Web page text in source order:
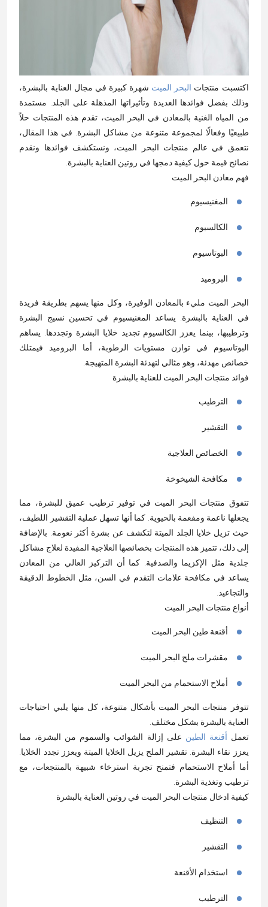
اكتسبت منتجات البحر الميت شهرة كبيرة في مجال العناية بالبشرة،
وذلك بفضل فوائدها العديدة وتأثيراتها المذهلة على الجلد. مستمدة
من المياه الغنية بالمعادن في البحر الميت، تقدم هذه المنتجات حلاً
طبيعيًا وفعالًا لمجموعة متنوعة من مشاكل البشرة. في هذا المقال،
نتعمق في عالم منتجات البحر الميت، ونستكشف فوائدها ونقدم
نصائح قيمة حول كيفية دمجها في روتين العناية بالبشرة
فهم معادن البحر الميت
المغنيسيوم
الكالسيوم
البوتاسيوم
البروميد
البحر الميت مليء بالمعادن الوفيرة، وكل منها يسهم بطريقة فريدة
في العناية بالبشرة. يساعد المغنيسيوم في تحسين نسيج البشرة
وترطيبها، بينما يعزز الكالسيوم تجديد خلايا البشرة وتجددها. يساهم
البوتاسيوم في توازن مستويات الرطوبة، أما البروميد فيمتلك
خصائص مهدئة، وهو مثالي لتهدئة البشرة المتهيجة
فوائد منتجات البحر الميت للعناية بالبشرة
الترطيب
التقشير
الخصائص العلاجية
مكافحة الشيخوخة
تتفوق منتجات البحر الميت في توفير ترطيب عميق للبشرة، مما
يجعلها ناعمة ومفعمة بالحيوية. كما أنها تسهل عملية التقشير اللطيف،
حيث تزيل خلايا الجلد الميتة لتكشف عن بشرة أكثر نعومة. بالإضافة
إلى ذلك، تتميز هذه المنتجات بخصائصها العلاجية المفيدة لعلاج مشاكل
جلدية مثل الإكزيما والصدفية. كما أن التركيز العالي من المعادن
يساعد في مكافحة علامات التقدم في السن، مثل الخطوط الدقيقة
والتجاعيد
أنواع منتجات البحر الميت
أقنعة طين البحر الميت
مقشرات ملح البحر الميت
أملاح الاستحمام من البحر الميت
تتوفر منتجات البحر الميت بأشكال متنوعة، كل منها يلبي احتياجات
العناية بالبشرة بشكل مختلف.
تعمل أقنعة الطين على إزالة الشوائب والسموم من البشرة، مما
يعزز نقاء البشرة. تقشير الملح يزيل الخلايا الميتة ويعزز تجدد الخلايا.
أما أملاح الاستحمام فتمنح تجربة استرخاء شبيهة بالمنتجعات، مع
ترطيب وتغذية البشرة
كيفية ادخال منتجات البحر الميت في روتين العناية بالبشرة
التنظيف
التقشير
استخدام الأقنعة
الترطيب